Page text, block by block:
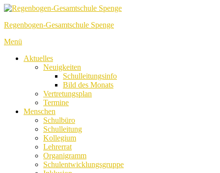
Direkt
Inhalt
Regenbogen-Gesamtschule Spenge
Menü
Aktuelles
Neuigkeiten
Schulleitungsinfo
Bild des Monats
Vertretungsplan
Termine
Menschen
Schulbüro
Schulleitung
Kollegium
Lehrerrat
Organigramm
Schulentwicklungsgruppe